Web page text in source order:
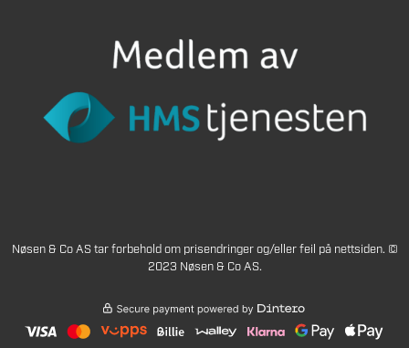
Nøsen & Co AS tar forbehold om prisendringer og/eller feil på nettsiden. ©
2023 Nøsen & Co AS.